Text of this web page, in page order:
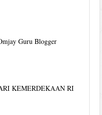
Guru Blogger
KEMERDEKAAN RI